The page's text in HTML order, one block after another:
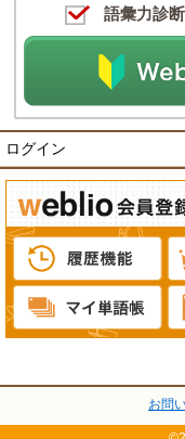
語彙力診
ログイン
お問